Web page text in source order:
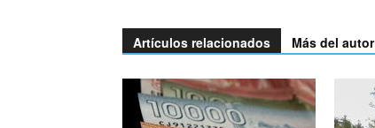
Artículos relacionados Más del autor